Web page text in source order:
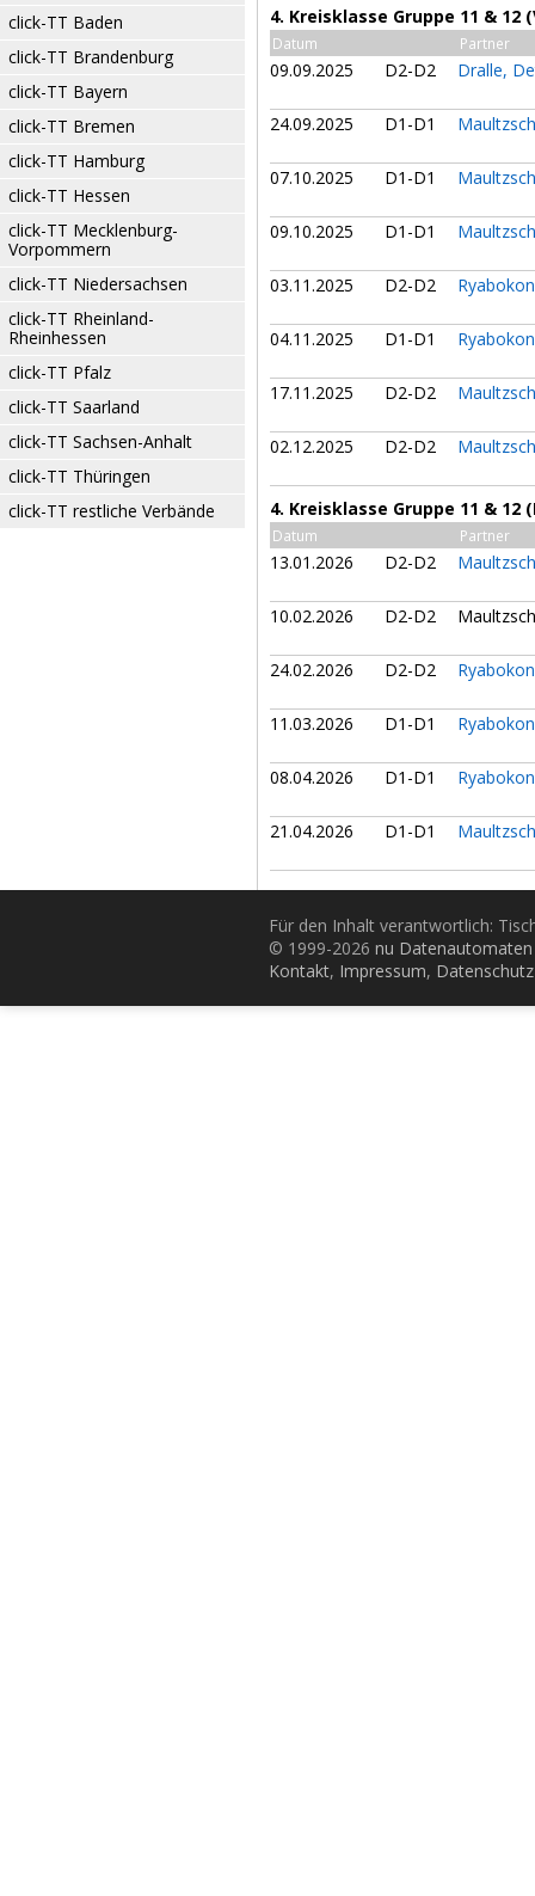
click-TT Baden
click-TT Brandenburg
click-TT Bayern
click-TT Bremen
click-TT Hamburg
click-TT Hessen
click-TT Mecklenburg-
Vorpommern
click-TT Niedersachsen
click-TT Rheinland-
Rheinhessen
click-TT Pfalz
click-TT Saarland
click-TT Sachsen-Anhalt
click-TT Thüringen
click-TT restliche Verbände
4. Kreisklasse Gruppe 11 & 12
Datum Partner
09.09.2025 D2-D2 Dralle,
24.09.2025 D1-D1
07.10.2025 D1-D1
09.10.2025 D1-D1
03.11.2025 D2-D2
04.11.2025 D1-D1
17.11.2025 D2-D2
02.12.2025 D2-D2
4. Kreisklasse Gruppe 11 & 12
Datum Partner
13.01.2026 D2-D2
10.02.2026 D2-D2
24.02.2026 D2-D2
11.03.2026 D1-D1
08.04.2026 D1-D1
21.04.2026 D1-D1
Für den Inhalt verantwortlich:
© 1999-2026 nu
Kontakt, Impressum, Datenschutz